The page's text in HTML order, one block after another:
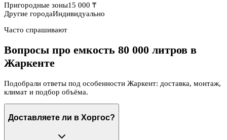
Пригородные зоны15 000 ₸
Другие городаИндивидуально
Часто спрашивают
Вопросы про емкость 80 000 литров в
Жаркенте
Подобрали ответы под особенности Жаркент: доставка, монтаж,
климат и подбор объёма.
Доставляете ли в Хоргос?